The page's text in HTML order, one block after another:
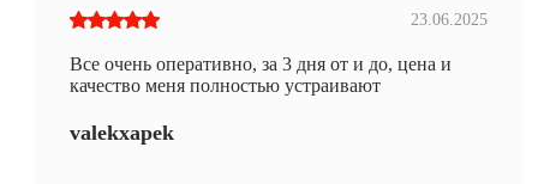
23.06.2025
Все очень оперативно, за 3 дня от и до, цена и
качество меня полностью устраивают
valekxapek